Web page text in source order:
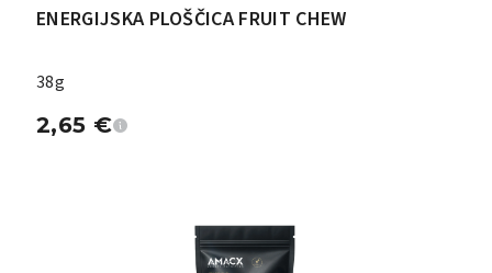
ENERGIJSKA PLOŠČICA FRUIT CHEW
38g
2,65 €